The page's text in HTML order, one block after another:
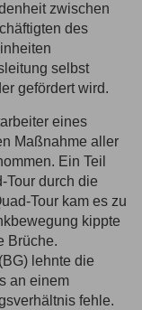
zwischen
des
selbst
gefördert wird.
eines
Maßnahme aller
Ein Teil
Tour durch die
Tour kam es zu
kippte
Brüche.
lehnte die
an einem
fehle.